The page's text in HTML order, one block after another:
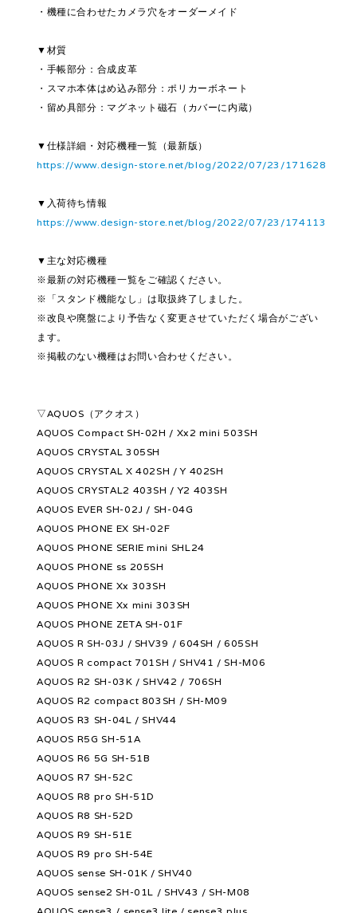
・機種に合わせたカメラ穴をオーダーメイド
▼材質
・手帳部分：合成皮革
・スマホ本体はめ込み部分：ポリカーボネート
・留め具部分：マグネット磁石（カバーに内蔵）
▼仕様詳細・対応機種一覧（最新版）
https://www.design-store.net/blog/2022/07/23/171628
▼入荷待ち情報
https://www.design-store.net/blog/2022/07/23/174113
▼主な対応機種
※最新の対応機種一覧をご確認ください。
※「スタンド機能なし」は取扱終了しました。
※改良や廃盤により予告なく変更させていただく場合がござい
ます。
※掲載のない機種はお問い合わせください。
▽AQUOS（アクオス）
AQUOS Compact SH-02H / Xx2 mini 503SH
AQUOS CRYSTAL 305SH
AQUOS CRYSTAL X 402SH / Y 402SH
AQUOS CRYSTAL2 403SH / Y2 403SH
AQUOS EVER SH-02J / SH-04G
AQUOS PHONE EX SH-02F
AQUOS PHONE SERIE mini SHL24
AQUOS PHONE ss 205SH
AQUOS PHONE Xx 303SH
AQUOS PHONE Xx mini 303SH
AQUOS PHONE ZETA SH-01F
AQUOS R SH-03J / SHV39 / 604SH / 605SH
AQUOS R compact 701SH / SHV41 / SH-M06
AQUOS R2 SH-03K / SHV42 / 706SH
AQUOS R2 compact 803SH / SH-M09
AQUOS R3 SH-04L / SHV44
AQUOS R5G SH-51A
AQUOS R6 5G SH-51B
AQUOS R7 SH-52C
AQUOS R8 pro SH-51D
AQUOS R8 SH-52D
AQUOS R9 SH-51E
AQUOS R9 pro SH-54E
AQUOS sense SH-01K / SHV40
AQUOS sense2 SH-01L / SHV43 / SH-M08